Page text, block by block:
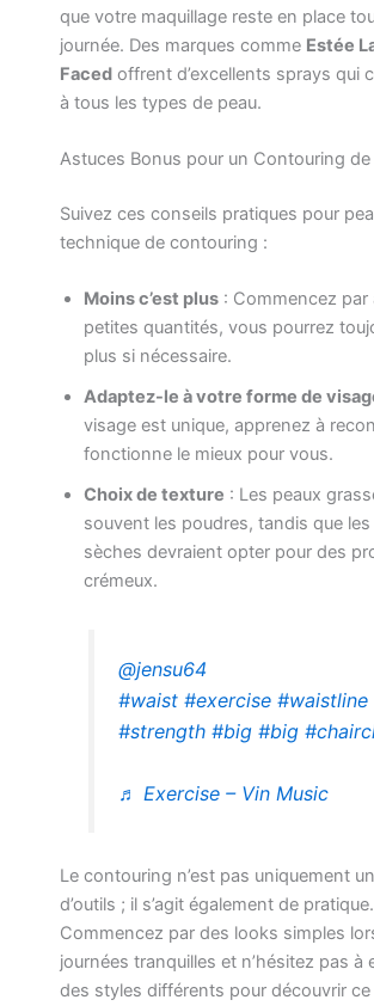
que votre maquillage reste en place
journée. Des marques comme Estée
Faced offrent d’excellents sprays qui
à tous les types de peau.
Astuces Bonus pour un Contouring de
Suivez ces conseils pratiques pour
technique de contouring :
Moins c’est plus : Commencez par
petites quantités, vous pourrez
plus si nécessaire.
Adaptez-le à votre forme de
visage est unique, apprenez à
fonctionne le mieux pour vous.
Choix de texture : Les peaux
souvent les poudres, tandis que les
sèches devraient opter pour des
crémeux.
@jensu64
#waist #exercise #waistline
#strength #big #big
♬ Exercise – Vin Music
Le contouring n’est pas uniquement
d’outils ; il s’agit également de pratique.
Commencez par des looks simples
journées tranquilles et n’hésitez pas à
des styles différents pour découvrir ce